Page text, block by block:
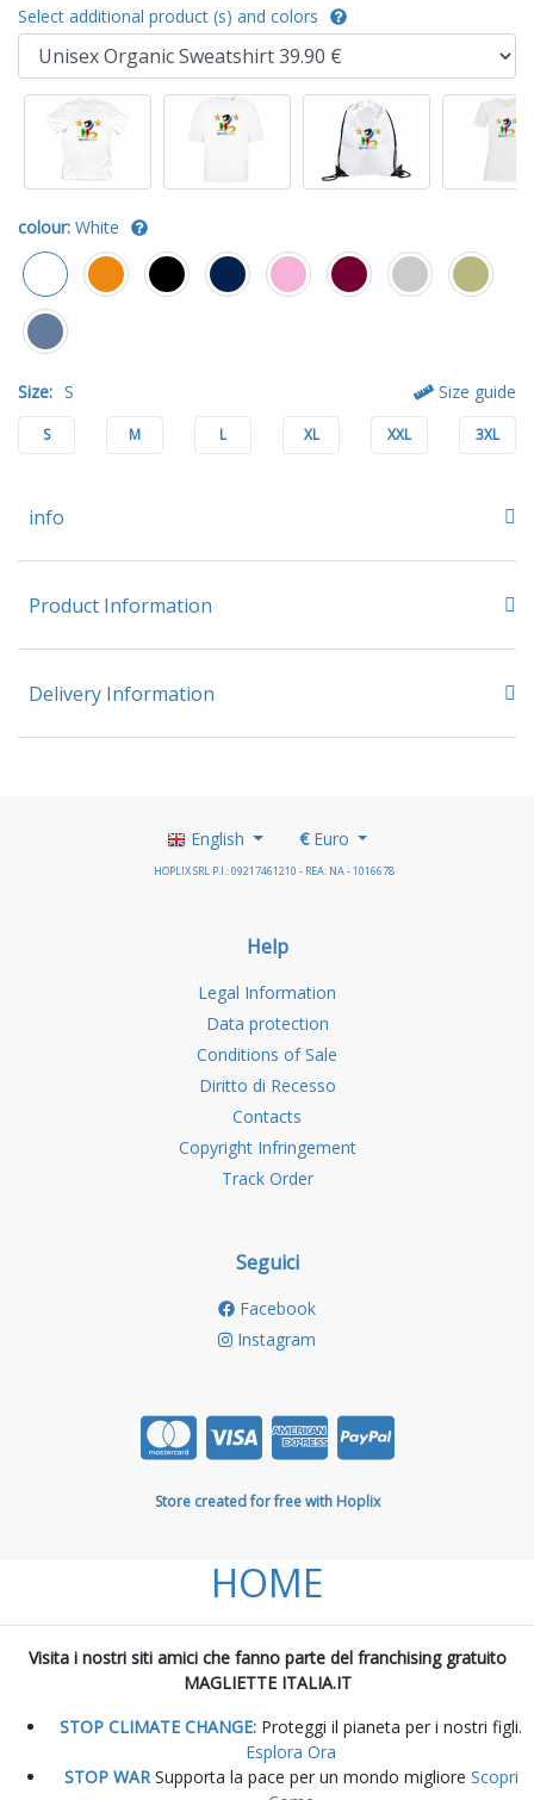
Select additional product (s) and colors
colour: White
Size: S Size guide
S M L XL XXL 3XL
info
Product Information
Delivery Information
English €Euro
HOPLIX SRL P.I.: 09217461210 - REA: NA - 1016678
Help
Legal Information
Data protection
Conditions of Sale
Diritto di Recesso
Contacts
Copyright Infringement
Track Order
Seguici
Facebook
Instagram
Store created for free with Hoplix
HOME
Visita i nostri siti amici che fanno parte del franchising gratuito
MAGLIETTE ITALIA.IT
STOP CLIMATE CHANGE: Proteggi il pianeta per i nostri figli.
Esplora Ora
STOP WARSupporta la pace per un mondo migliore Scopri